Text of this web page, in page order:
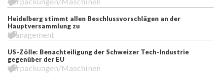
Heidelberg stimmt allen Beschlussvorschlägen an der
Hauptversammlung zu
Management
US-Zölle: Benachteiligung der Schweizer Tech-Industrie
gegenüber der EU
Verpackungen/Maschinen